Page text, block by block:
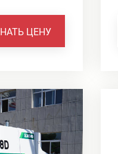
ЦЕНУ